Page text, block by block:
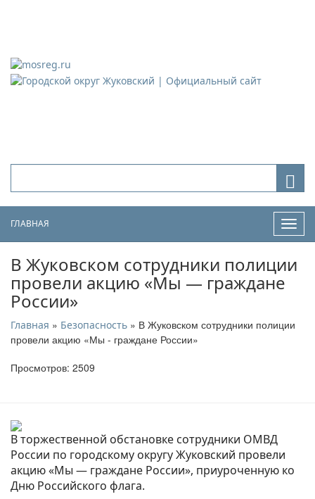
ГЛАВНАЯ
В Жуковском сотрудники полиции
провели акцию «Мы — граждане
России»
Главная » Безопасность » В Жуковском сотрудники полиции
провели акцию «Мы - граждане России»
Просмотров: 2509
В торжественной обстановке сотрудники ОМВД
России по городскому округу Жуковский провели
акцию «Мы — граждане России», приуроченную ко
Дню Российского флага.